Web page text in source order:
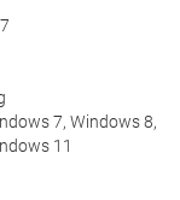
7, Windows 8,
11